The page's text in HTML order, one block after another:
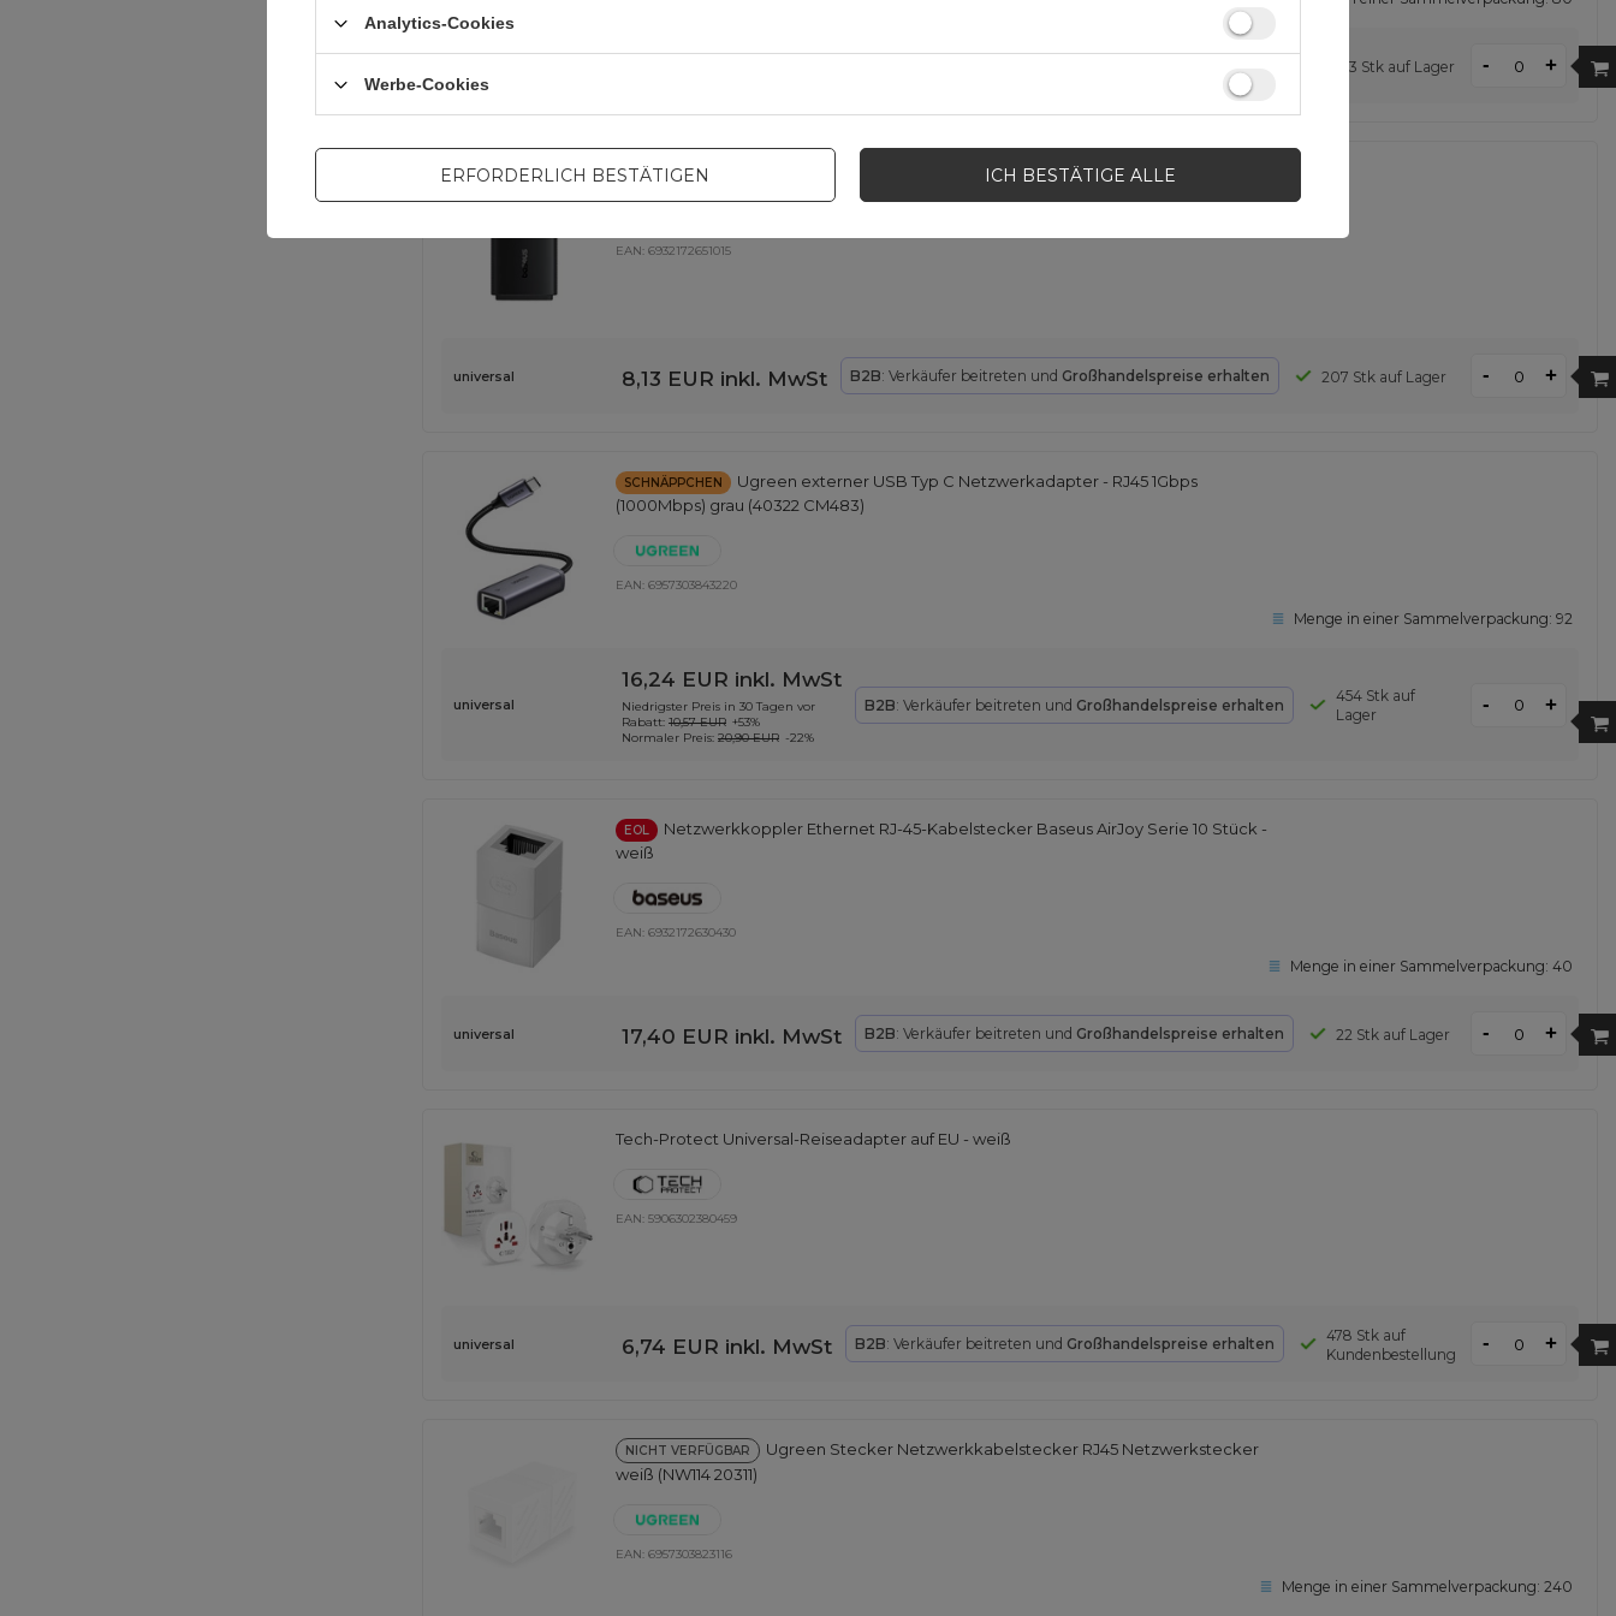
163 Stk auf Lager - +
Baseus BS-OH169 300 Mbit/s USB-Netzwerkkarte – Schwarz
EAN: 6932172651015
universal 8,13 EUR inkl. MwSt B2B: Verkäufer beitreten und Großhandelspreise erhalten 207 Stk auf Lager - +
SCHNÄPPCHEN
Ugreen externer USB Typ C Netzwerkadapter - RJ45 1Gbps
(1000Mbps) grau (40322 CM483)
EAN: 6957303843220
Menge in einer Sammelverpackung: 92
universal
16,24 EUR inkl. MwSt
Niedrigster Preis in 30 Tagen vor
Rabatt: 10,57 EUR +53%
Normaler Preis: 20,90 EUR -22%
B2B: Verkäufer beitreten und Großhandelspreise erhalten
454 Stk auf
Lager
- +
EOL
Netzwerkkoppler Ethernet RJ-45-Kabelstecker Baseus AirJoy Serie 10 Stück -
weiß
EAN: 6932172630430
Menge in einer Sammelverpackung: 40
universal 17,40 EUR inkl. MwSt B2B: Verkäufer beitreten und Großhandelspreise erhalten 22 Stk auf Lager - +
Tech-Protect Universal-Reiseadapter auf EU - weiß
EAN: 5906302380459
universal 6,74 EUR inkl. MwSt B2B: Verkäufer beitreten und Großhandelspreise erhalten
478 Stk auf
Kundenbestellung
- +
NICHT VERFÜGBAR
Ugreen Stecker Netzwerkkabelstecker RJ45 Netzwerkstecker
weiß (NW114 20311)
EAN: 6957303823116
Menge in einer Sammelverpackung: 240
Analytics-Cookies
Werbe-Cookies
ERFORDERLICH BESTÄTIGEN ICH BESTÄTIGE ALLE